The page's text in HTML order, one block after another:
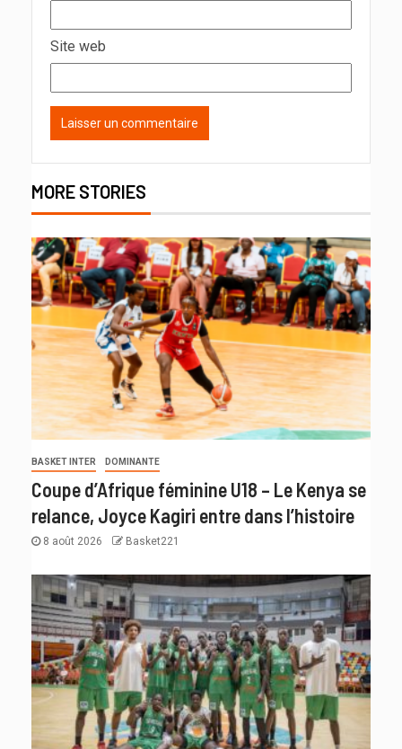
Site web
MORE STORIES
BASKET INTER DOMINANTE
Coupe d’Afrique féminine U18 – Le Kenya se
relance, Joyce Kagiri entre dans l’histoire
8 août 2026 Basket221